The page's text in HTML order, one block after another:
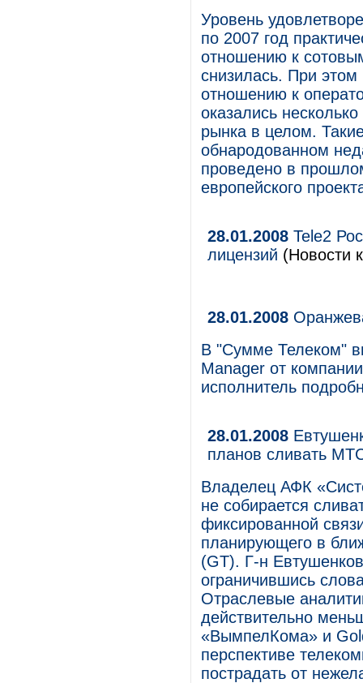
Уровень
по 2007 год
отношению к
снизилась. При этом
отношению к
оказались
рынка в целом.
обнародованном
проведено в
европейского
28.01.2008 Tele2
лицензий (Новости
28.01.2008
В "Сумме Телеком"
Manager от
исполнитель
28.01.2008
планов сливать
Владелец АФК
не собирается
фиксированной
планирующего в
(GT). Г-н
ограничившись
Отраслевые
действительно
«ВымпелКома» и
перспективе
пострадать от